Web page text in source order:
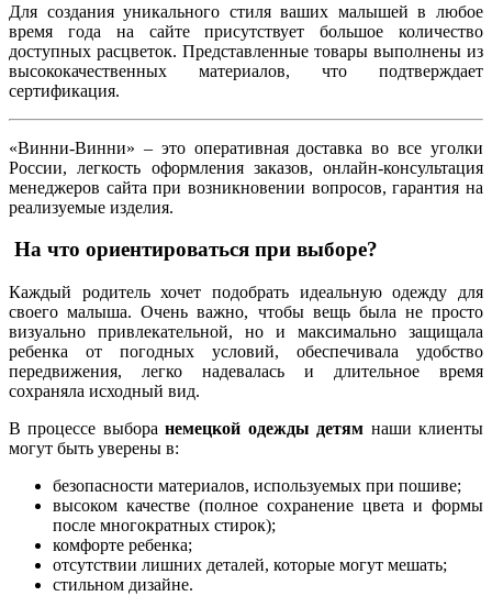
Для создания уникального стиля ваших малышей в любое
время года на сайте присутствует большое количество
доступных расцветок. Представленные товары выполнены из
высококачественных материалов, что подтверждает
сертификация.
«Винни-Винни» – это оперативная доставка во все уголки
России, легкость оформления заказов, онлайн-консультация
менеджеров сайта при возникновении вопросов, гарантия на
реализуемые изделия.
На что ориентироваться при выборе?
Каждый родитель хочет подобрать идеальную одежду для
своего малыша. Очень важно, чтобы вещь была не просто
визуально привлекательной, но и максимально защищала
ребенка от погодных условий, обеспечивала удобство
передвижения, легко надевалась и длительное время
сохраняла исходный вид.
В процессе выборанемецкой одежды детям наши клиенты
могут быть уверены в:
безопасности материалов, используемых при пошиве;
высоком качестве (полное сохранение цвета и формы
после многократных стирок);
комфорте ребенка;
отсутствии лишних деталей, которые могут мешать;
стильном дизайне.